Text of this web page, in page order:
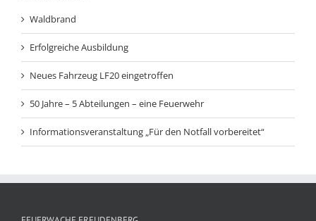
Waldbrand
Erfolgreiche Ausbildung
Neues Fahrzeug LF20 eingetroffen
50 Jahre – 5 Abteilungen – eine Feuerwehr
Informationsveranstaltung „Für den Notfall vorbereitet“